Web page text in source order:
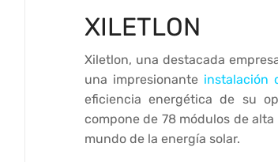
XILETLON
Xiletlon, una destacada
una impresionante instalación
eficiencia energética de su
compone de 78 módulos de
mundo de la energía solar.